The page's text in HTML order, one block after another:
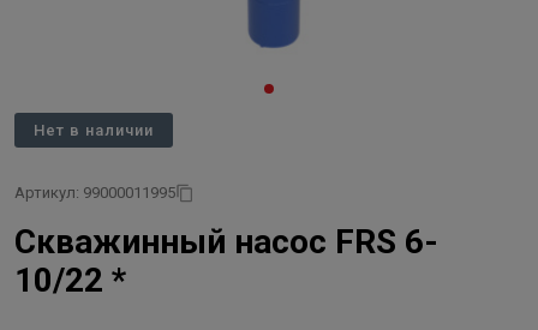
Нет в наличии
Артикул: 99000011995
Скважинный насос FRS 6-
10/22 *